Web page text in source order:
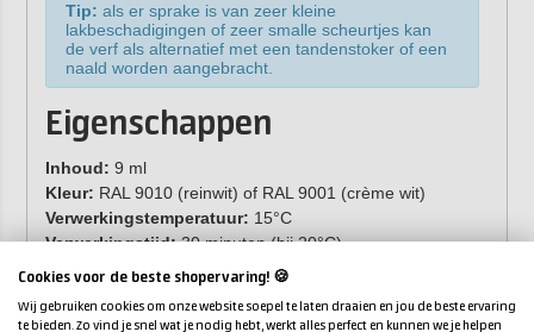
Tip: als er sprake is van zeer kleine
lakbeschadigingen of zeer smalle scheurtjes kan
de verf als alternatief met een tandenstoker of een
naald worden aangebracht.
Eigenschappen
Inhoud: 9 ml
Kleur: RAL 9010 (reinwit) of RAL 9001 (crème wit)
Verwerkingstemperatuur: 15°C
Verwerkingstijd:30 minuten (bij 20°C)
Soortgelijk gewicht:
0,965 g/ml
Cookies voor de beste shopervaring! 🍪
Wij gebruiken cookies om onze website soepel te laten draaien en jou de beste ervaring
te bieden. Zo vind je snel wat je nodig hebt, werkt alles perfect en kunnen we je helpen